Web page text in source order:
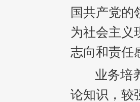
国共产党的
为社会主义
志向和责任
业务培养
论知识，较